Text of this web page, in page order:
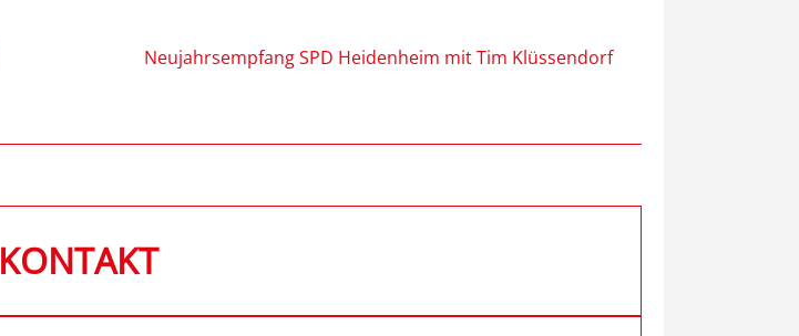
Neujahrsempfang SPD Heidenheim mit Tim Klüssendorf
KONTAKT